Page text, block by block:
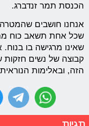
הכנסת תמר זנדברג.
אנחנו חושבים
שכל אחת תשאב כוח
שאינו מרגישה בו בנוח.
קבוצה של נשים
הזה, ובאלימות